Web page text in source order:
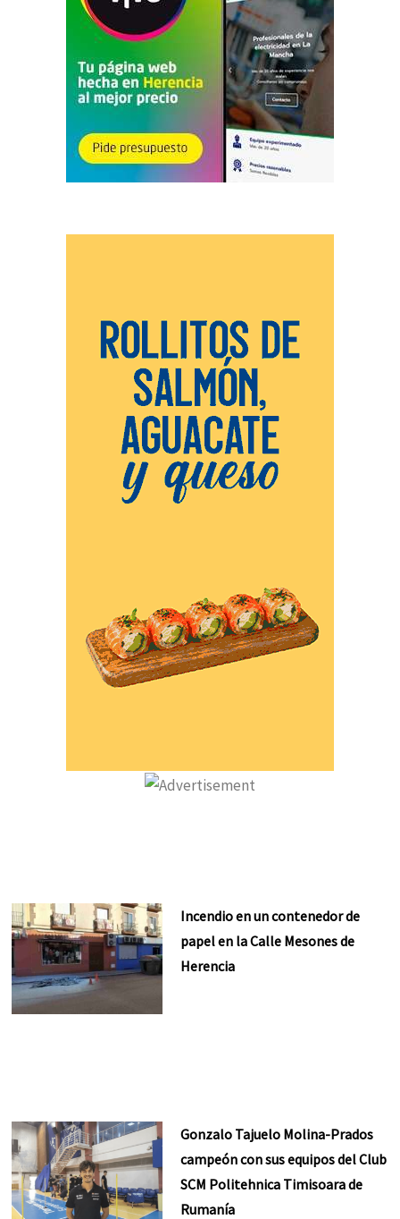
Incendio en un contenedor de
papel en la Calle Mesones de
Herencia
Gonzalo Tajuelo Molina-Prados
campeón con sus equipos del Club
SCM Politehnica Timisoara de
Rumanía